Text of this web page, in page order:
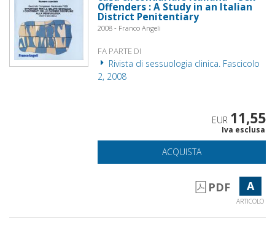
Offenders : A Study in an Italian
District Penitentiary
2008 - Franco Angeli
FA PARTE DI
Rivista di sessuologia clinica. Fascicolo
2, 2008
EUR 11,55
Iva esclusa
ACQUISTA
PDF A
ARTICOLO